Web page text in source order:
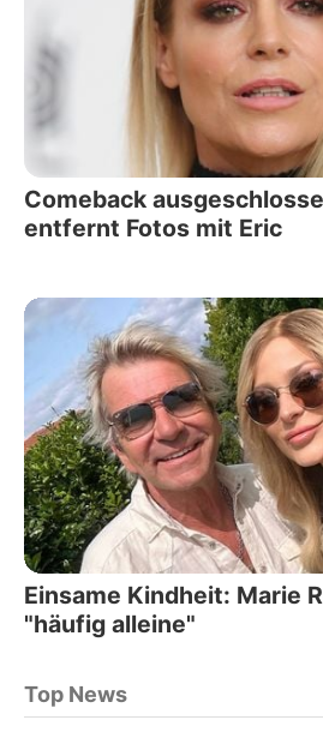
Comeback
entfernt Fotos mit Eric
Einsame Kindheit: Marie
"häufig alleine"
Top News